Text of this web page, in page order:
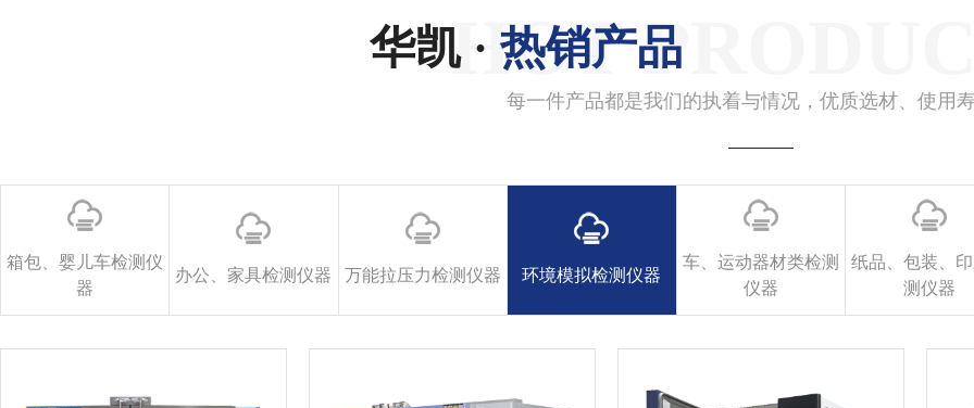
HOT
华凯 · 热销产品
每一件产品都是我们的执着与情况，优质选材、使用
箱包、婴儿车检测仪
器
办公、家具检测仪器 万能拉压力检测仪器 环境模拟检测仪器
车、运动器材类检测
仪器
纸品、包装、
测仪器